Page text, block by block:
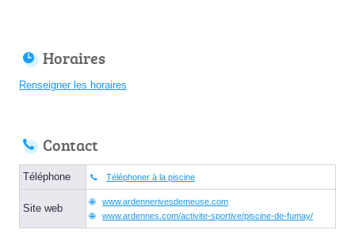
Horaires
Renseigner les horaires
Contact
Téléphone Téléphoner à la piscine
Site web
www.ardennerivesdemeuse.com
www.ardennes.com/activite-sportive/piscine-de-fumay/